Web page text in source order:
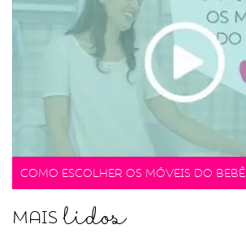
Como escolher os móveis do bebê
Maislidos